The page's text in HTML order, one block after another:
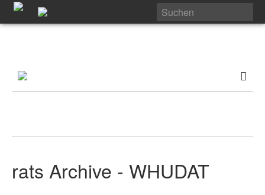
rats Archive - WHUDAT